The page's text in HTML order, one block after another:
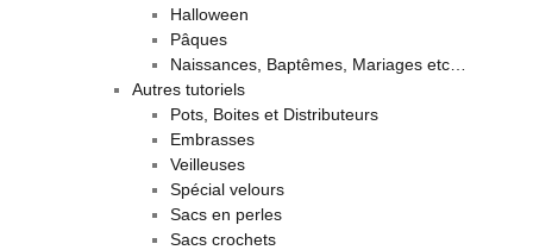
Halloween
Pâques
Naissances, Baptêmes, Mariages etc…
Autres tutoriels
Pots, Boites et Distributeurs
Embrasses
Veilleuses
Spécial velours
Sacs en perles
Sacs crochets